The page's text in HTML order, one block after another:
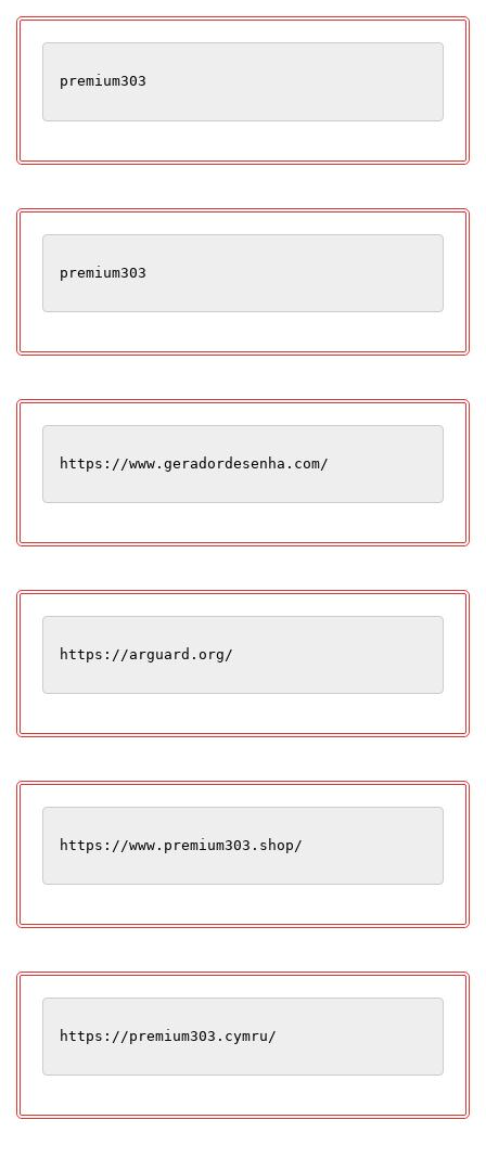
premium303
premium303
https://www.geradordesenha.com/
https://arguard.org/
https://www.premium303.shop/
https://premium303.cymru/